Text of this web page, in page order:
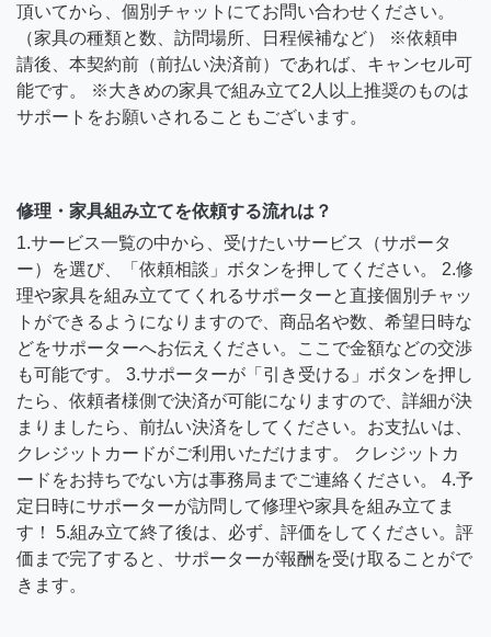
頂いてから、個別チャットにてお問い合わせください。
（家具の種類と数、訪問場所、日程候補など） ※依頼申
請後、本契約前（前払い決済前）であれば、キャンセル可
能です。 ※大きめの家具で組み立て2人以上推奨のものは
サポートをお願いされることもございます。
修理・家具組み立てを依頼する流れは？
1.サービス一覧の中から、受けたいサービス（サポータ
ー）を選び、「依頼相談」ボタンを押してください。 2.修
理や家具を組み立ててくれるサポーターと直接個別チャッ
トができるようになりますので、商品名や数、希望日時な
どをサポーターへお伝えください。ここで金額などの交渉
も可能です。 3.サポーターが「引き受ける」ボタンを押し
たら、依頼者様側で決済が可能になりますので、詳細が決
まりましたら、前払い決済をしてください。お支払いは、
クレジットカードがご利用いただけます。 クレジットカ
ードをお持ちでない方は事務局までご連絡ください。 4.予
定日時にサポーターが訪問して修理や家具を組み立てま
す！ 5.組み立て終了後は、必ず、評価をしてください。評
価まで完了すると、サポーターが報酬を受け取ることがで
きます。